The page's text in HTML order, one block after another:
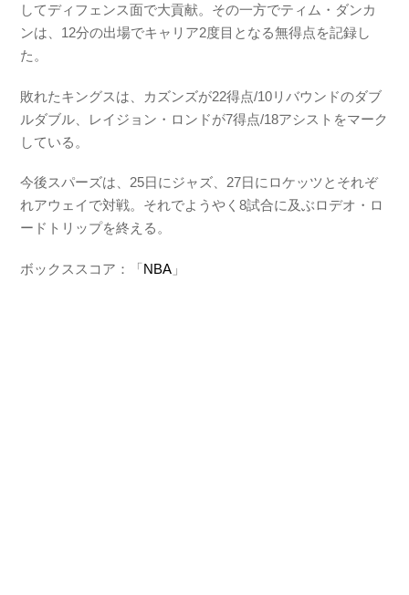
してディフェンス面で大貢献。その一方でティム・ダンカ
ンは、12分の出場でキャリア2度目となる無得点を記録し
た。
敗れたキングスは、カズンズが22得点/10リバウンドのダブ
ルダブル、レイジョン・ロンドが7得点/18アシストをマーク
している。
今後スパーズは、25日にジャズ、27日にロケッツとそれぞ
れアウェイで対戦。それでようやく8試合に及ぶロデオ・ロ
ードトリップを終える。
ボックススコア：「NBA 」